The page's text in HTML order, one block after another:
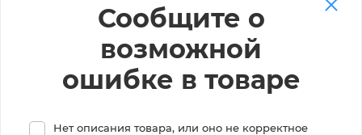
Сообщите о
возможной
ошибке в товаре
Нет описания товара, или оно не корректное